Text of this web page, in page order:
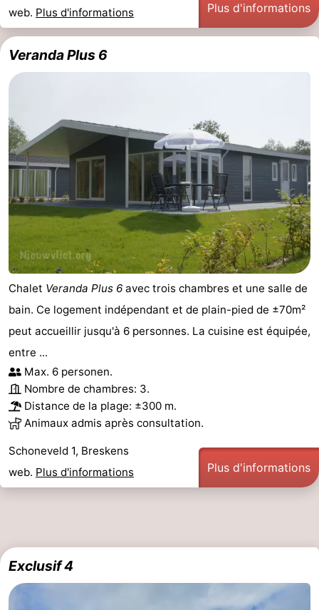
web. Plus d'informations Plus d'informations
Veranda Plus 6
Chalet Veranda Plus 6 avec trois chambres et une salle de
bain. Ce logement indépendant et de plain-pied de ±70m²
peut accueillir jusqu'à 6 personnes. La cuisine est équipée,
entre ...
Max. 6 personen.
Nombre de chambres: 3.
Distance de la plage: ±300 m.
Animaux admis après consultation.
Schoneveld 1, Breskens
web. Plus d'informations Plus d'informations
Exclusif 4